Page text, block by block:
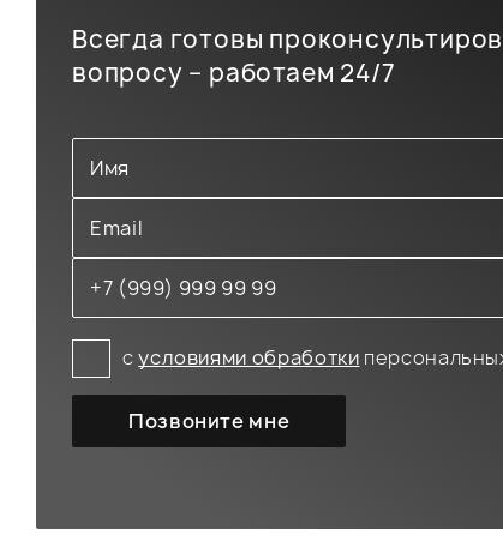
Всегда готовы
вопросу – работаем 24/7
сусловиями обработки